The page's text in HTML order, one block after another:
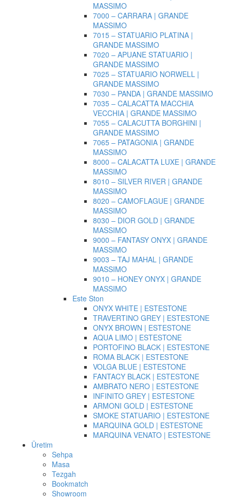
MASSIMO
7000 – CARRARA | GRANDE
MASSIMO
7015 – STATUARIO PLATINA |
GRANDE MASSIMO
7020 – APUANE STATUARIO |
GRANDE MASSIMO
7025 – STATUARIO NORWELL |
GRANDE MASSIMO
7030 – PANDA | GRANDE MASSIMO
7035 – CALACATTA MACCHIA
VECCHIA | GRANDE MASSIMO
7055 – CALACUTTA BORGHINI |
GRANDE MASSIMO
7065 – PATAGONIA | GRANDE
MASSIMO
8000 – CALACATTA LUXE | GRANDE
MASSIMO
8010 – SILVER RIVER | GRANDE
MASSIMO
8020 – CAMOFLAGUE | GRANDE
MASSIMO
8030 – DIOR GOLD | GRANDE
MASSIMO
9000 – FANTASY ONYX | GRANDE
MASSIMO
9003 – TAJ MAHAL | GRANDE
MASSIMO
9010 – HONEY ONYX | GRANDE
MASSIMO
Este Ston
ONYX WHITE | ESTESTONE
TRAVERTINO GREY | ESTESTONE
ONYX BROWN | ESTESTONE
AQUA LIMO | ESTESTONE
PORTOFINO BLACK | ESTESTONE
ROMA BLACK | ESTESTONE
VOLGA BLUE | ESTESTONE
FANTACY BLACK | ESTESTONE
AMBRATO NERO | ESTESTONE
INFINITO GREY | ESTESTONE
ARMONI GOLD | ESTESTONE
SMOKE STATUARIO | ESTESTONE
MARQUINA GOLD | ESTESTONE
MARQUINA VENATO | ESTESTONE
Üretim
Sehpa
Masa
Tezgah
Bookmatch
Showroom